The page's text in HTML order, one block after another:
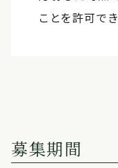
ことを許可でき
募集期間